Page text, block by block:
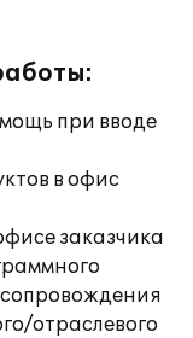
при вводе
в офис
заказчика
отраслевого